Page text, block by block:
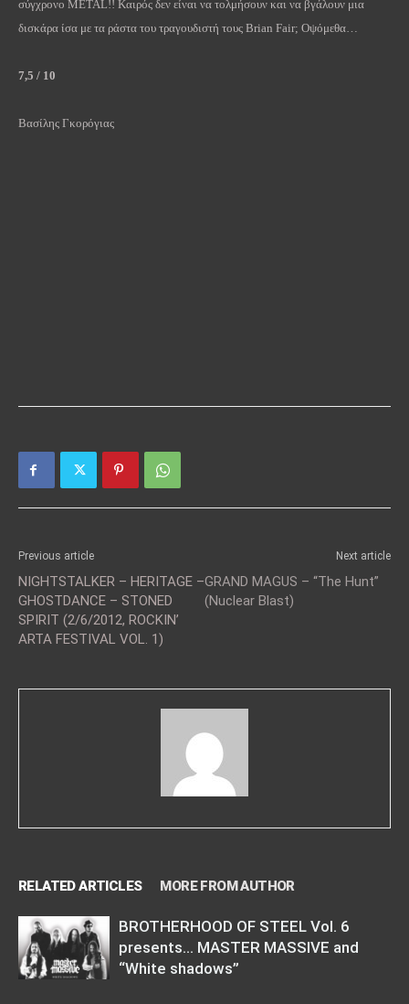
σύγχρονο METAL!! Καιρός δεν είναι να τολμήσουν και να βγάλουν μια
δισκάρα ίσα με τα ράστα του τραγουδιστή τους Brian Fair; Οψόμεθα…
7,5 / 10
Βασίλης Γκορόγιας
Previous article
NIGHTSTALKER – HERITAGE –
GHOSTDANCE – STONED
SPIRIT (2/6/2012, ROCKIN’
ARTA FESTIVAL VOL. 1)
Next article
GRAND MAGUS – “The Hunt”
(Nuclear Blast)
RELATED ARTICLES MORE FROM AUTHOR
BROTHERHOOD OF STEEL Vol. 6
presents… MASTER MASSIVE and
“White shadows”